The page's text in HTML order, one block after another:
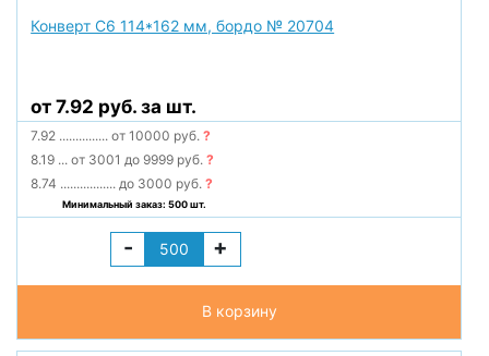
Конверт С6 114*162 мм, бордо № 20704
от 7.92 руб. за шт.
7.92 ............... от 10000 руб.?
8.19 ... от 3001 до 9999 руб.?
8.74 ................. до 3000 руб.?
Минимальный заказ: 500 шт.
- +
В корзину